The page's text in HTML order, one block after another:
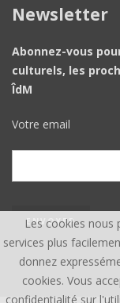
Newsletter
Abonnez-vous
culturels, les
ÎdM
Votre email
Les cookies
services plus
donnez
cookies. Vous
confidentialité sur